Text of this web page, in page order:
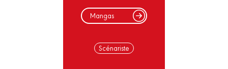
Mangas
Scénariste